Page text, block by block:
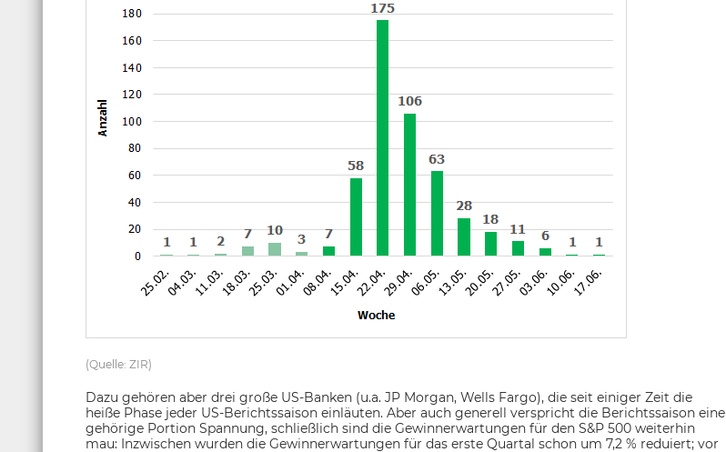
(Quelle: ZIR)
Dazu gehören aber drei große US-Banken (u.a. JP Morgan, Wells Fargo), die seit einiger Zeit die
heiße Phase jeder US-Berichtssaison einläuten. Aber auch generell verspricht die Berichtssaison eine
gehörige Portion Spannung, schließlich sind die Gewinnerwartungen für den S&P 500 weiterhin
mau: Inzwischen wurden die Gewinnerwartungen für das erste Quartal schon um 7,2 % reduiert; vor